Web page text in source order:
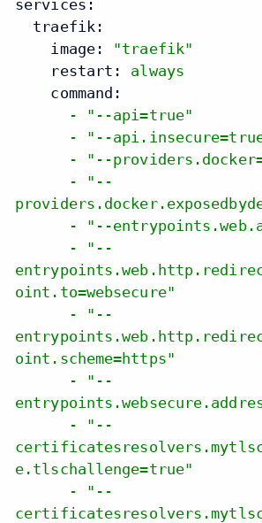
services:
traefik:
image:
"traefik"
restart:
always
command:
-
"--api=true"
-
"--
-
"--
-
"--
-
"--
-
"--
oint.to=websecure"
-
"--
oint.scheme=https"
-
"--
-
"--
e.tlschallenge=true"
-
"--